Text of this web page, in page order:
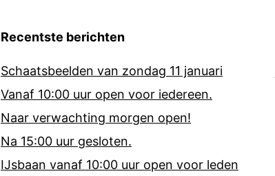
Recentste berichten
Schaatsbeelden van zondag 11 januari
Vanaf 10:00 uur open voor iedereen.
Naar verwachting morgen open!
Na 15:00 uur gesloten.
IJsbaan vanaf 10:00 uur open voor leden